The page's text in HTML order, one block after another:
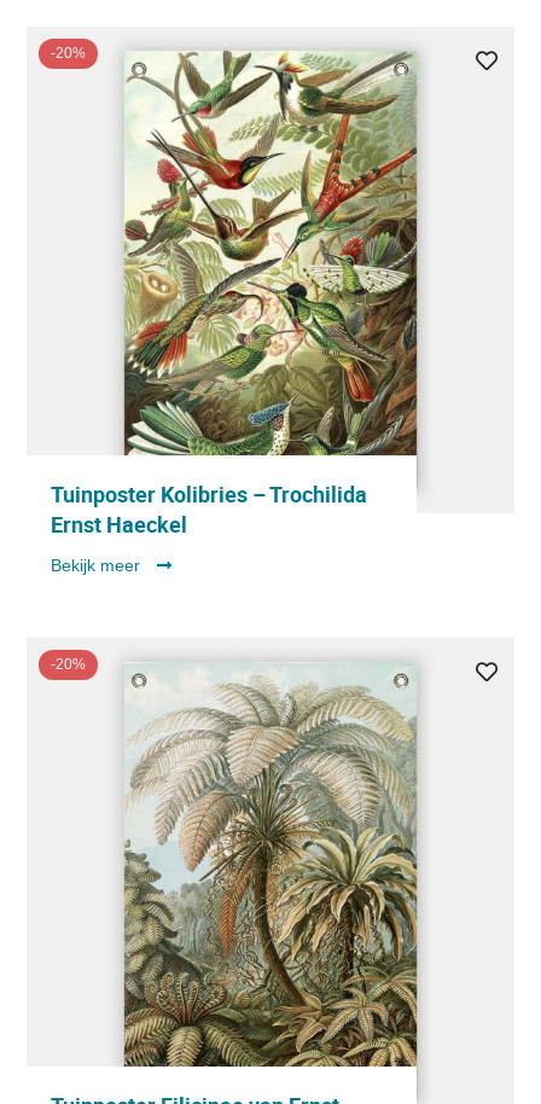
-20%
Tuinposter Kolibries – Trochilida
Ernst Haeckel
Bekijk meer
-20%